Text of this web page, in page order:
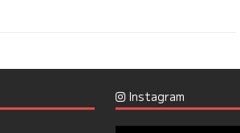
Instagram